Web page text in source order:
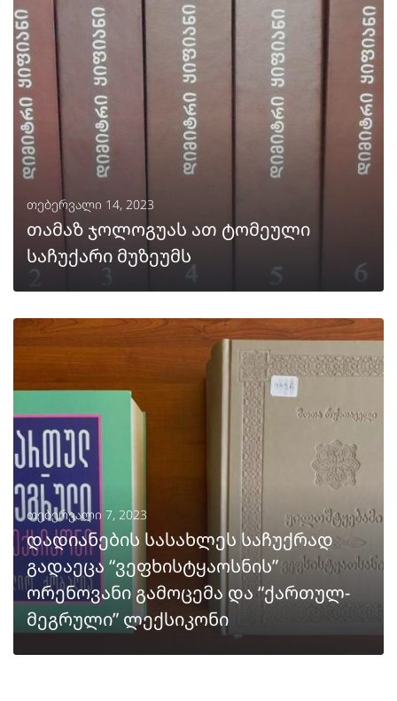
ᲒᲐᲒᲠᲫᲔᲚᲔᲑᲐ
თებერვალი 14, 2023
თამაზ ჯოლოგუას ათ ტომეული
საჩუქარი მუზეუმს
ᲒᲐᲒᲠᲫᲔᲚᲔᲑᲐ
თებერვალი 7, 2023
დადიანების სასახლეს საჩუქრად
გადაეცა “ვეფხისტყაოსნის”
ორენოვანი გამოცემა და “ქართულ-
მეგრული” ლექსიკონი